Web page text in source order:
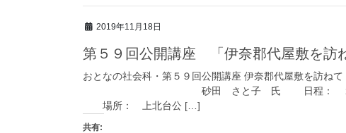
2019年11月18日
第５９回公開講座 「伊奈郡代屋敷を訪
おとなの社会科・第５９回公開講座 伊奈郡代屋敷を訪
砂田 さと子 氏 日程： １２月２０
場所： 上北台公 […]
共有: